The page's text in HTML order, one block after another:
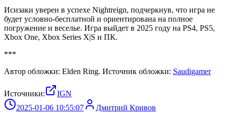
Исизаки уверен в успехе Nightreign, подчеркнув, что игра не
будет условно-бесплатной и ориентирована на полное
погружение и веселье. Игра выйдет в 2025 году на PS4, PS5,
Xbox One, Xbox Series X|S и ПК.
***
Автор обложки: Elden Ring. Источник обложки: Saudigamer
Источники:
IGN
2025-01-06 10:55:07
Дмитрий Кривов